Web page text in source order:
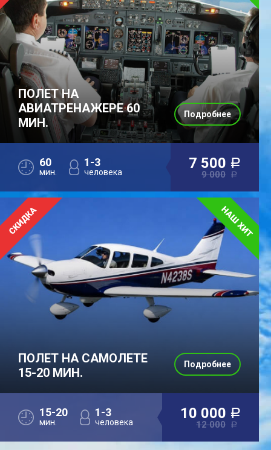
ПОЛЕТ НА
АВИАТРЕНАЖЕРЕ 60
МИН.
60
мин.
1-3
человека
7 500 a
9 000 a
Подробнее
ПОЛЕТ НА САМОЛЕТЕ
15-20 МИН.
15-20
мин.
1-3
человека
10 000 a
12 000 a
Подробнее